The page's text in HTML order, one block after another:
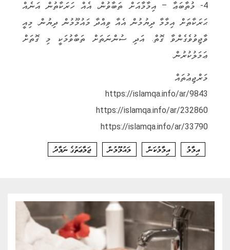
4- މުތާބަޢާ – އިމާމާއަށް ތަބާވުން، އެއް ހަރަކާތުން އަނެއް
ޙަރަކާތަށް އިމާމާ ދިޔުމުން އެއާ ވިއްދާ މައުމޫމުން ދިޔުން. މިއީ
ވާޖިވުވެގެންވާ ގޮތް. އަދި ސުންނަތަށް ތަބާވުމަކީ މި ގޮތަށް
ޢަމަލުކުރުން.
މަރްޖިޢުތައް
https://islamqa.info/ar/9843
https://islamqa.info/ar/232860
https://islamqa.info/ar/33790
އިމާމު އިމާމުކަން މައުމޫމުން ޖަމާޢަތުގެ ނަމާދު